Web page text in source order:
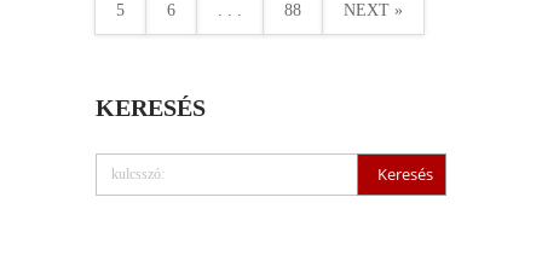
5 6 . . . 88 NEXT »
KERESÉS